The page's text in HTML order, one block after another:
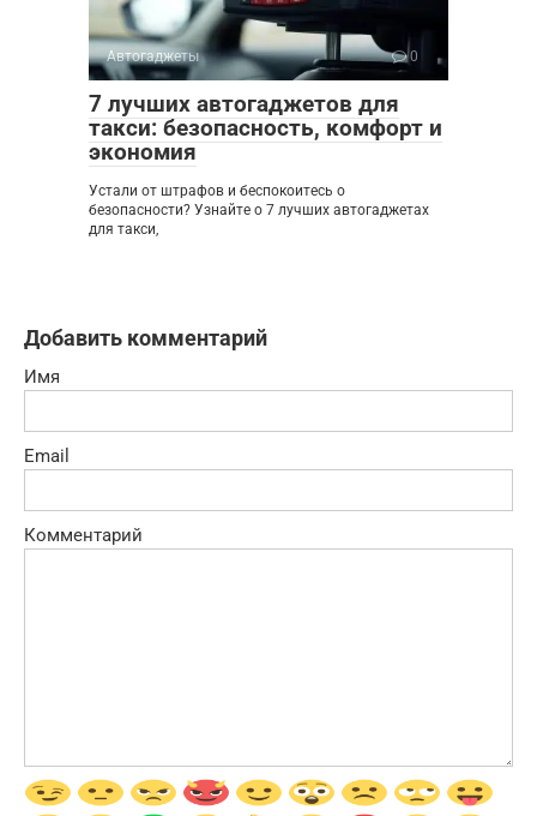
Автогаджеты 0
7 лучших автогаджетов для
такси: безопасность, комфорт и
экономия
Устали от штрафов и беспокоитесь о
безопасности? Узнайте о 7 лучших автогаджетах
для такси,
Добавить комментарий
Имя
Email
Комментарий